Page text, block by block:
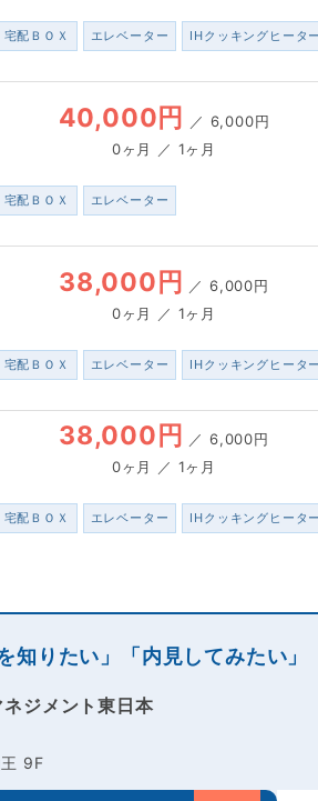
宅配ＢＯＸ エレベーター IHクッキングヒーター
40,000円 ／ 6,000円
0ヶ月 ／ 1ヶ月
宅配ＢＯＸ エレベーター
38,000円 ／6,000円
0ヶ月 ／ 1ヶ月
宅配ＢＯＸ エレベーター IHクッキングヒーター
38,000円 ／6,000円
0ヶ月 ／ 1ヶ月
宅配ＢＯＸ エレベーター IHクッキングヒーター
知りたい」「内見してみたい
ジメント東日本
9F